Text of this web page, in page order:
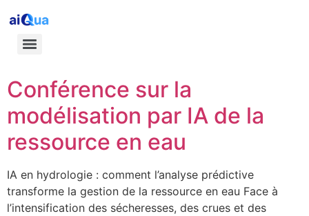
Conférence sur la
modélisation par IA de la
ressource en eau
IA en hydrologie : comment l’analyse prédictive
transforme la gestion de la ressource en eau Face à
l’intensification des sécheresses, des crues et des